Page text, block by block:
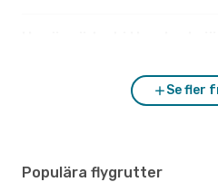
Se fler
Populära flygrutter